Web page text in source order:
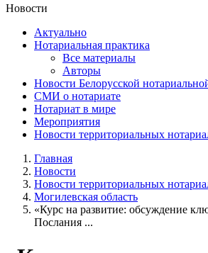
Новости
Актуально
Нотариальная практика
Все материалы
Авторы
Новости Белорусской
СМИ о нотариате
Нотариат в мире
Мероприятия
Новости территориальных
Главная
Новости
Новости территориальных
Могилевская область
«Курс на развитие: обсуждение
Послания ...